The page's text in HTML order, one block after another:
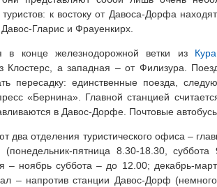
к востоку от Давоса-Дорфа
Гларис и Фрауенкирх.
в конце железнодорожной ветки из Кура
Клостерс, а западная – от Филизура.
пересадку: единственные поезда,
«Бернина». Главной станцией
в Давос-Дорфе. Почтовые
два отделения туристического офиса –
(понедельник-пятница 8.30-18.30,
– ноябрь суббота – до 12.00; декабрь-
– напротив станции Давос-Дорф